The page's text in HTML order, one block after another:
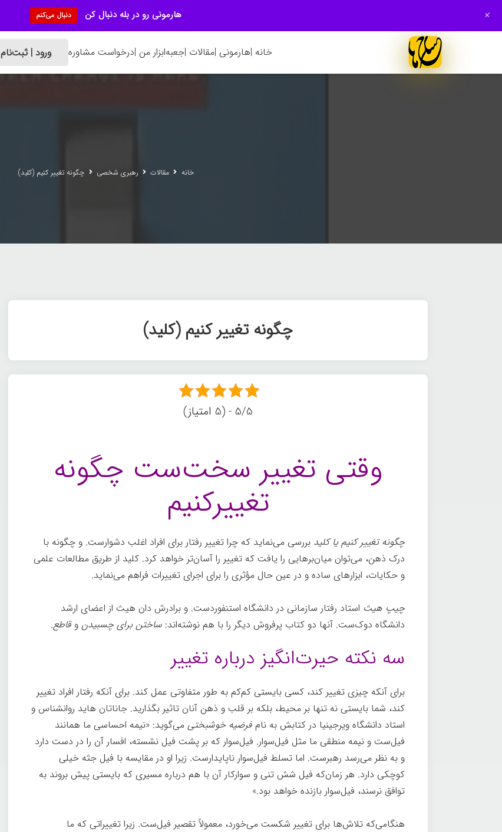
خانه |هارمونی |مقالات |جعبه‌ابزار من |درخواست مشاوره ورود | ثبت‌نام
خانه مقالات رهبری شخصی چگونه تغییر کنیم (کلید)
چگونه تغییر کنیم (کلید)
5/5 - (5 امتیاز)
وقتی تغییر سخت‌ست چگونه
تغییرکنیم
چگونه تغییر کنیم یا کلید بررسی می‌نماید که چرا تغییر رفتار برای افراد اغلب دشوارست. و چگونه با
درک ذهن، می‌توان میان‌برهایی را یافت که تغییر را آسان‌تر خواهد کرد. کلید از طریق مطالعات علمی
و حکایات، ابزارهای ساده و در عین حال مؤثری را برای اجرای تغییرات فراهم می‌نماید.
چیپ هیث استاد رفتار سازمانی در دانشگاه استنفوردست. و برادرش دان هیث از اعضای ارشد
دانشگاه دوک‌ست. آنها دو کتاب پرفروش دیگر را با هم نوشته‌اند: ساختن برای چسبیدن وقاطع.
سه نكته حيرت‌انگيز درباره تغيير
برای آنکه چیزی تغییر کند، کسی بایستی کم‌کم به طور متفاوتی عمل کند. برای آنکه رفتار افراد تغییر
کند، شما بایستی نه تنها بر محیط، بلکه بر قلب و ذهن آنان تاثیر بگذارید. جاناتان هاید روانشناس و
استاد دانشگاه ویرجینیا در کتابش به نام فرضیه خوشبختی می‌گوید: «نیمه احساسی ما همانند
فیل‌ست و نیمه منطقی ما مثل فیل‌سوار. فیل‌سوار که بر پشت فیل نشسته، افسار آن را در دست دارد
و به نظر می‌رسد رهبرست. اما تسلط فیل‌سوار ناپایدارست. زیرا او در مقایسه با فیل جثه خیلی
کوچکی دارد. هر زمان‌که فیل شش تنی و سوارکار آن با هم درباره مسیری که بایستی پیش بروند به
توافق نرسند، فیل‌سوار بازنده خواهد بود.»
هنگامی‌که تلاش‌ها برای تغییر شکست می‌خورد، معمولاً تقصیر فیل‌ست. زیرا تغییراتی که ما
هارمونی رو در بله دنبال کن دنبال می‌کنم +